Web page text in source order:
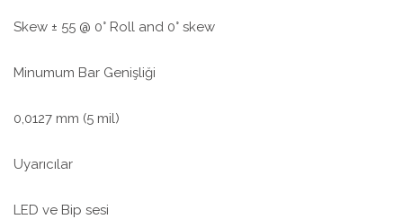
Skew ± 55 @ 0° Roll and 0° skew
Minumum Bar Genişliği
0,0127 mm (5 mil)
Uyarıcılar
LED ve Bip sesi